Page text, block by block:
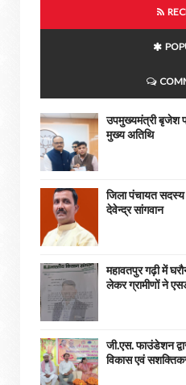
उपमुख्यमंत्री बृजेश
मुख्य अतिथि
जिला पंचायत सदस्य
देवेन्द्र सांगवान
महावतपुर गढ़ी में
लेकर ग्रामीणों ने
जी.एस. फाउंडेशन
विकास एवं